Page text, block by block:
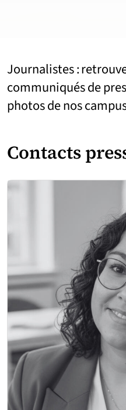
Journalistes :
communiqués de
photos de nos
Contacts